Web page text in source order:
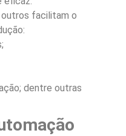
facilitam o
dentre outras